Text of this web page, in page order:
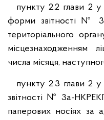
пункту 2.2 глави 2 у
форми звітності №
територіального
місцезнаходженням
числа місяця,
пункту 2.3 глави 2
звітності № 3а-
паперових носіях за